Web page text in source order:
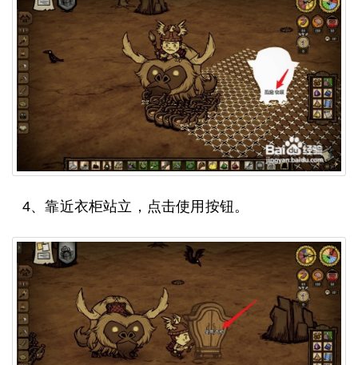
4、靠近衣柜站立，点击使用按钮。